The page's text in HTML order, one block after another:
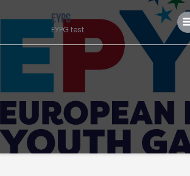
EYPG
EYPG test
EYPG
EYPG test